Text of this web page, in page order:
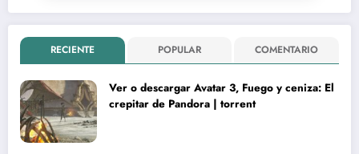
RECIENTE POPULAR COMENTARIO
Ver o descargar Avatar 3, Fuego y ceniza: El
crepitar de Pandora | torrent